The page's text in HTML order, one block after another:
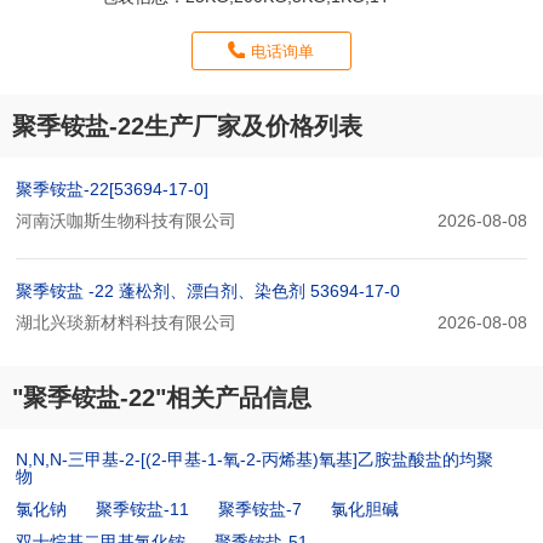
电话询单
聚季铵盐-22生产厂家及价格列表
聚季铵盐-22[53694-17-0]
河南沃咖斯生物科技有限公司
2026-08-08
聚季铵盐 -22 蓬松剂、漂白剂、染色剂 53694-17-0
湖北兴琰新材料科技有限公司
2026-08-08
"聚季铵盐-22"相关产品信息
N,N,N-三甲基-2-[(2-甲基-1-氧-2-丙烯基)氧基]乙胺盐酸盐的均聚
物
氯化钠
聚季铵盐-11 聚季铵盐-7
氯化胆碱